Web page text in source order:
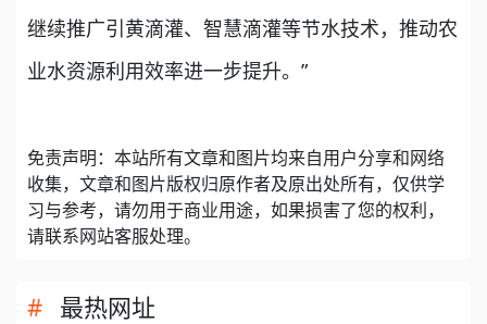
继续推广引黄滴灌、智慧滴灌等节水技术，推动农
业水资源利用效率进一步提升。”
免责声明：本站所有文章和图片均来自用户分享和网络
收集，文章和图片版权归原作者及原出处所有，仅供学
习与参考，请勿用于商业用途，如果损害了您的权利，
请联系网站客服处理。
最热网址